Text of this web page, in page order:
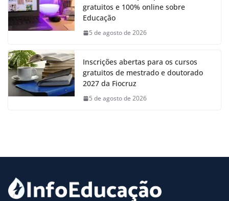
gratuitos e 100% online sobre
Educação
5 de agosto de 2026
Inscrições abertas para os cursos
gratuitos de mestrado e doutorado
2027 da Fiocruz
5 de agosto de 2026